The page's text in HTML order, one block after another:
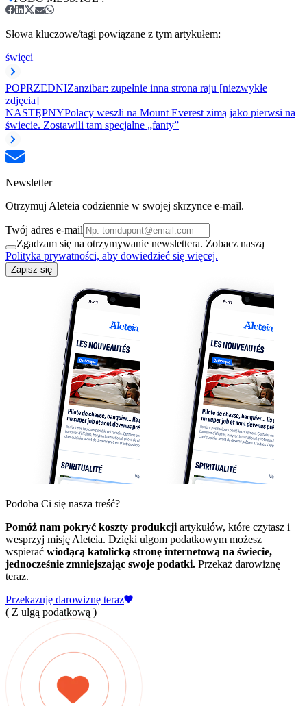
Słowa kluczowe/tagi powiązane z tym artykułem:
święci
POPRZEDNIZanzibar: zupełnie inna strona raju [niezwykłe
zdjęcia]
NASTĘPNYPolacy weszli na Mount Everest zimą jako pierwsi na
świecie. Zostawili tam specjalne „fanty”
Newsletter
Otrzymuj Aleteia codziennie w swojej skrzynce e-mail.
Twój adres e-mail
Zgadzam się na otrzymywanie newslettera. Zobacz naszą
Polityka prywatności, aby dowiedzieć się więcej.
Zapisz się
Podoba Ci się nasza treść?
Pomóż nam pokryć koszty produkcji artykułów, które czytasz i
wesprzyj misję Aleteia. Dzięki ulgom podatkowym możesz
wspierać wiodącą katolicką stronę internetową na świecie,
jednocześnie zmniejszając swoje podatki. Przekaż darowiznę
teraz.
Przekazuję darowiznę teraz
( Z ulgą podatkową )